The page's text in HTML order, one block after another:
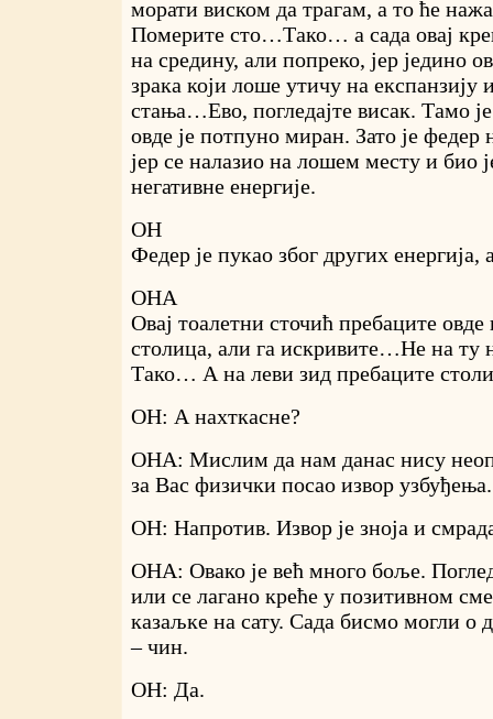
морати виском да трагам, а то ће
Померите сто…Тако… а сада овај
на средину, али попреко, јер једино
зрака који лоше утичу на експанзију
стања…Ево, погледајте висак. Тамо
овде је потпуно миран. Зато је федер
јер се налазио на лошем месту и био
негативне енергије.
ОН
Федер је пукао због других
ОНА
Овај тоалетни сточић пребаците овде
столица, али га искривите…Не на ту
Тако… А на леви зид пребаците
ОН: А нахткасне?
ОНА: Мислим да нам данас нису
за Вас физички посао извор узбуђења.
ОН: Напротив. Извор је зноја и
ОНА: Овако је већ много боље.
или се лагано креће у позитивном
казаљке на сату. Сада бисмо могли о
– чин.
ОН: Да.